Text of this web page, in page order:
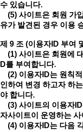
수 있습니다.
(5) 사이트은 회원 가
유가 발견된 경우 이용
제 9 조 (이용자ID 부여
(1) 사이트은 회원에
D를 부여합니다.
(2) 이용자ID는 원칙
인하여 변경 하고자 하
야 합니다.
(3) 사이트의 이용자
자사이트이 운영하는
(4) 이용자ID는 다음